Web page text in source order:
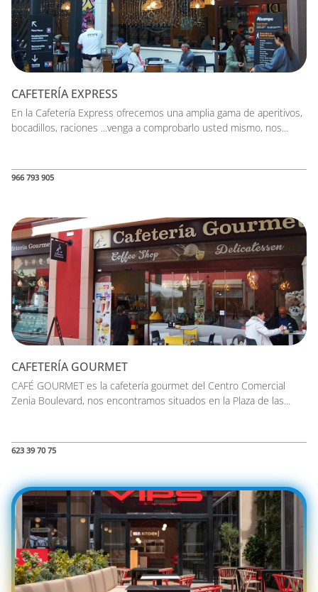
CAFETERÍA EXPRESS
En la Cafetería Express ofrecemos una amplia gama de aperitivos,
bocadillos, raciones ...venga a comprobarlo usted mismo, nos...
966 793 905
CAFETERÍA GOURMET
CAFÉ GOURMET es la cafetería gourmet del Centro Comercial
Zenia Boulevard, nos encontramos situados en la Plaza de las...
623 39 70 75